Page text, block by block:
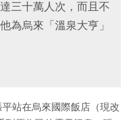
三十萬人次，而且不
為烏來「溫泉大亨」
站在烏來國際飯店（現改